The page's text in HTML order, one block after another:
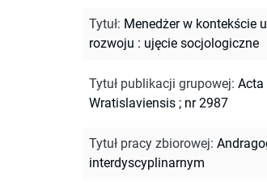
Tytuł: Menedżer w kontekście
rozwoju : ujęcie socjologiczne
Tytuł publikacji grupowej: Acta
Wratislaviensis ; nr 2987
Tytuł pracy zbiorowej:
interdyscyplinarnym